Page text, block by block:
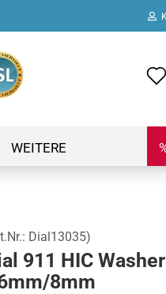
Passwort
erstellen
vergessen?
WEITERE
Dial13035)
911 HIC Washer
8mm